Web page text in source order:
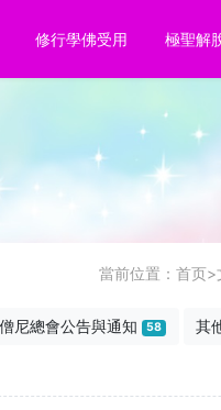
修行學佛受用 極聖解
當前位置： 首页>
尼總會公告與通知 58 其